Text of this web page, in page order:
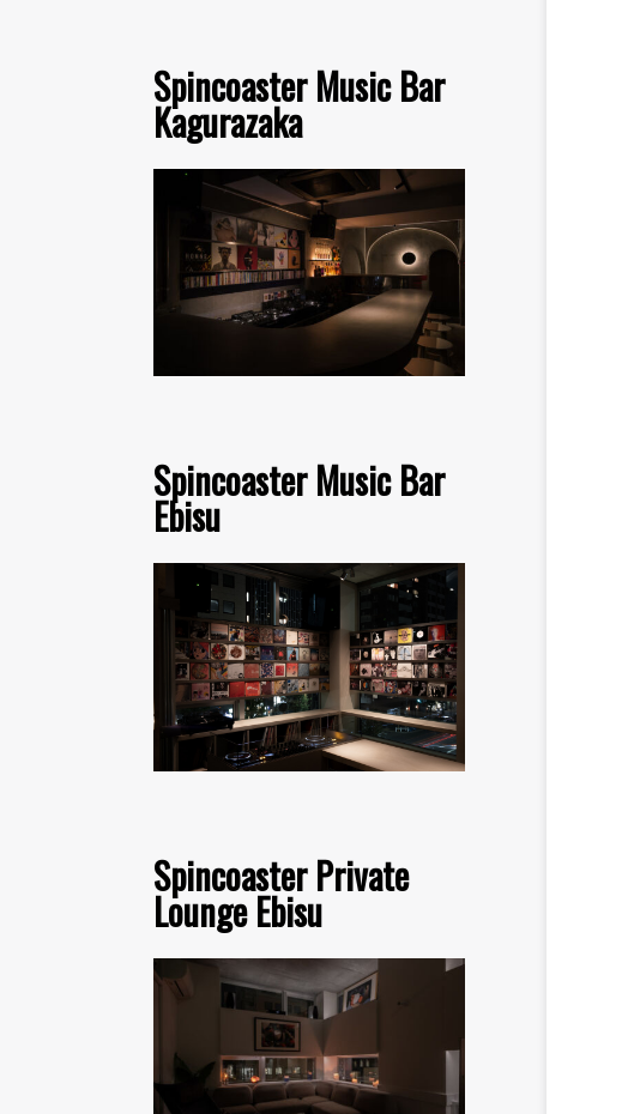
Spincoaster Music Bar
Kagurazaka
Spincoaster Music Bar
Ebisu
Spincoaster Private
Lounge Ebisu